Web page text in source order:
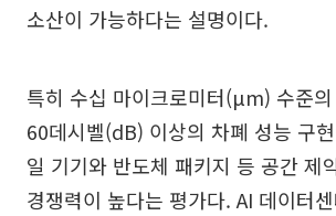
소산이 가능하다는 설명이다.
특히 수십 마이크로미터(μm) 수준
60데시벨(dB) 이상의 차폐 성능 구
일 기기와 반도체 패키지 등 공간 제
경쟁력이 높다는 평가다. AI 데이터